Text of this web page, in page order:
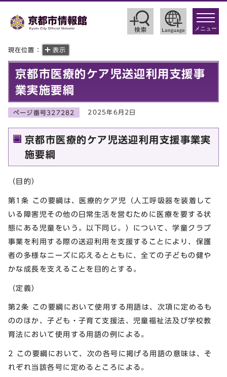
toggle
メニュー
現在位置： 表示
京都市医療的ケア児送迎利用支援事
業実施要綱
ページ番号327282 2025年6月2日
京都市医療的ケア児送迎利用支援事業実
施要綱
（目的）
第1条 この要綱は、医療的ケア児（人工呼吸器を装着して
いる障害児その他の日常生活を営むために医療を要する状
態にある児童をいう。以下同じ。）について、学童クラブ
事業を利用する際の送迎利用を支援することにより、保護
者の多様なニーズに応えるとともに、全ての子どもの健や
かな成長を支えることを目的とする。
（定義）
第2条 この要綱において使用する用語は、次項に定めるも
ののほか、子ども・子育て支援法、児童福祉法及び学校教
育法において使用する用語の例による。
2 この要綱において、次の各号に掲げる用語の意味は、そ
れぞれ当該各号に定めるところによる。